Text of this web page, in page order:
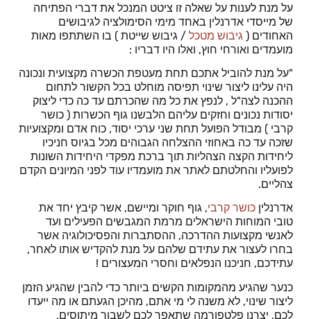
על מנת לענות על שאלה זו ציטט המנכל את דברי הפתיחה
של מייסדי אדרנלין באחד מימי הסימולציה לגיבושים
האחודים ( גיבוש מטכל / גיבוש שייטת ) בו השתתפו מאות
מועמדים ואורחי חוץ, ואלו היו דבריו :
"על מנת להוביל אתכם תחת מעטפת הכשרה מקצועית ונכונה
היה עלינו ליצור שינוי תפיסה מוחלט בכל הקשור לתחום
ההכנה לצה"ל , לנפץ את כל מה שהכרתם עד כה כדי ליצוק
יסודות נכונים וחזקים עליהם הלבשנו גוף הכשרות ( כושר
קרבי ) מבודל הפועל תחת שני ערכי יסוד, כוח אדם ומקצועיות
שזכה עד כה באחוזי ההצלחה הגבוהים מכל בגיוס חניכיו
ליחידות הקצה הצהליות תוך ברכת מפקדי היחידות השונות
לפועליו והחלטתם לאתר את מועמדיו עוד לפני המיונים הקדם
צהליים.
אדרנלין כושר קרבי, גוף חוקר ומיישם, אשר קיבץ יחד את
טובי המוחות הישראלים מרמת המגבשים הפעילים ועד
לאנשי מקצועות ההדרכה, ההסתברות והפסיכולוגיה אשר
בחרו לעצור את עתידם שלהם על מנת להקדיש אותו לאחר,
עתידכם, חניכנו הנפלאים וחסרי המעצורים !
כנער שהגיע מהמקומות הקשים ביותר כדי להבין שהגיע הזמן
ליצור שינוי, לא משנה לי מי אתם, מהיכן הגעתם או מה ייעדו
לכם, יצרנו פלטפורמה שתאפר לכם לשבור מיתוסים,